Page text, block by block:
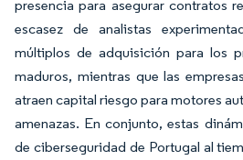
presencia para asegurar contratos
escasez de analistas
múltiplos de adquisición para los
maduros, mientras que las
atraen capital riesgo para motores
amenazas. En conjunto, estas
de ciberseguridad de Portugal al